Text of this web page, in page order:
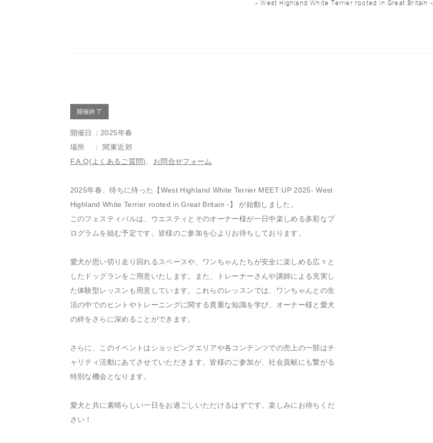
- West Highland White Terrier rooted in Great Britain -
開催終了
開催日
：2025年春
場所
： 関東近郊
F.A.Q(よくあるご質問)
お問合せフォーム
2025年春、待ちに待った【West Highland White Terrier MEET UP 2025- West
Highland White Terrier rooted in Great Britain -】 が始動しました。
このフェスティバルは、ウエスティとそのオーナー様が一日中楽しめる多彩なプ
ログラムを組む予定です。皆様のご参加を心よりお待ちしております。
愛犬が思い切り走り回れるスペースや、ワンちゃんたちが安全に楽しめる広々と
したドッグランをご用意いたします。また、トレーナーさんや講師による充実し
た体験型レッスンも用意しています。これらのレッスンでは、ワンちゃんとの生
活の中でのヒントやトレーニングに関する貴重な知識を学び、オーナー様と愛犬
の絆をさらに深めることができます。
さらに、このイベントはショッピングエリアや各コンテンツでの売上の一部はチ
ャリティ活動にあてさせていただきます。皆様のご参加が、社会貢献にも繋がる
特別な機会となります。
愛犬と共に素晴らしい一日をお過ごしいただけるはずです。楽しみにお待ちくだ
さい！